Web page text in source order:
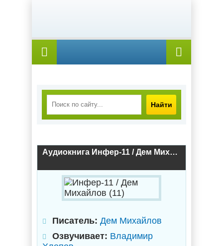
Найти
Аудиокнига Инфер-11 / Дем Михайлов (11)
Писатель: Дем Михайлов
Озвучивает: Владимир